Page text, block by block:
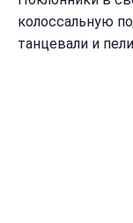
колоссальную
танцевали и